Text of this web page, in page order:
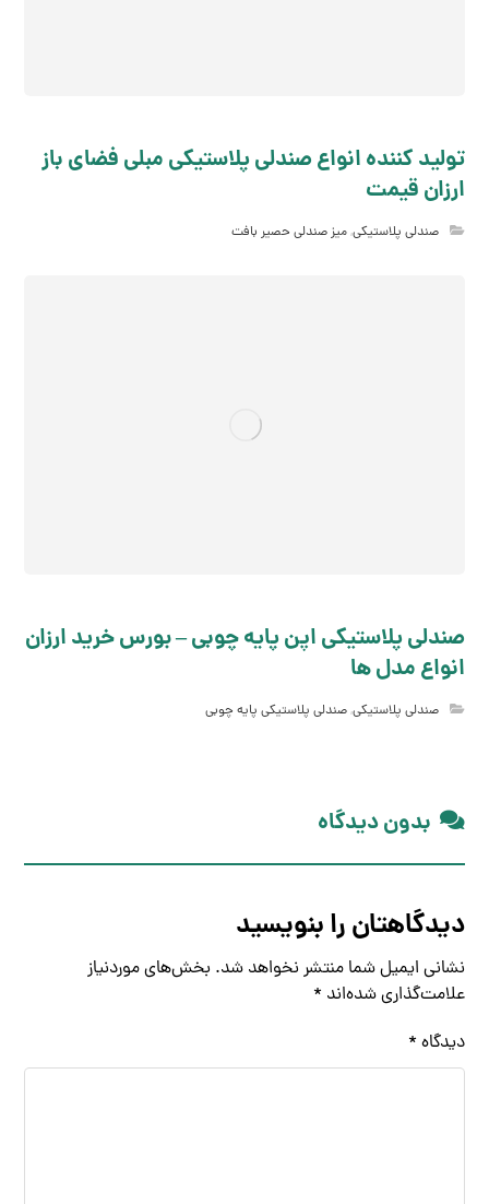
تولید کننده انواع صندلی پلاستیکی مبلی فضای باز
ارزان قیمت
صندلی پلاستیکی,میز صندلی حصیر بافت
صندلی پلاستیکی اپن پایه چوبی – بورس خرید ارزان
انواع مدل ها
صندلی پلاستیکی,صندلی پلاستیکی پایه چوبی
بدون دیدگاه
دیدگاهتان را بنویسید
نشانی ایمیل شما منتشر نخواهد شد. بخش‌های موردنیاز
علامت‌گذاری شده‌اند *
دیدگاه *